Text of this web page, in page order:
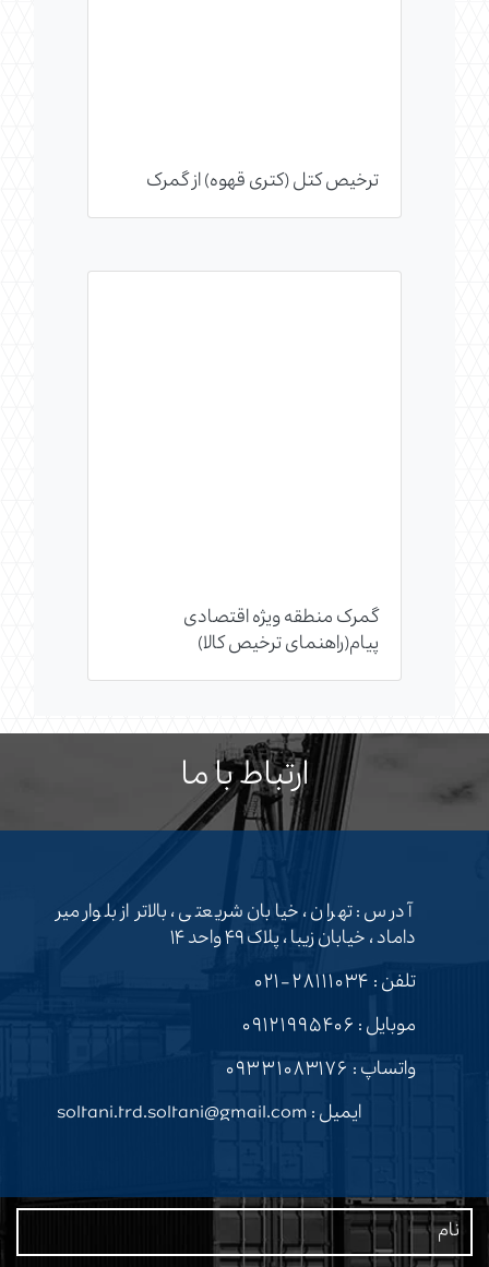
ترخیص کتل (کتری قهوه) از گمرک
گمرک منطقه ویژه اقتصادی
پیام(راهنمای ترخیص کالا)
ارتباط با ما
آدرس : تهران ، خیابان شریعتی ، بالاتر از بلوار میر
داماد ، خیابان زیبا ، پلاک ۴۹ واحد ۱۴
تلفن : ۲۸۱۱۱۰۳۴-۰۲۱
موبایل : ۰۹۱۲۱۹۹۵۴۰۶
واتساپ : ۰۹۳۳۱۰۸۳۱۷۶
ایمیل : soltani.trd.soltani@gmail.com